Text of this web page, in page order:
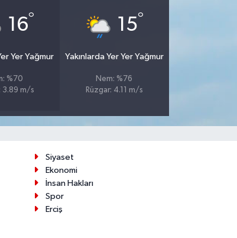
16°
Yer Yağmur
%70
3.89 m/s
15°
Yakınlarda Yer Yer Yağmur
Nem: %76
Rüzgar: 4.11 m/s
Siyaset
Ekonomi
İnsan Hakları
Spor
Erciş